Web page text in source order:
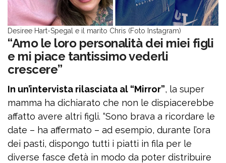
Desiree Hart-Spegal e il marito Chris (Foto Instagram)
“Amo le loro personalità dei miei figli
e mi piace tantissimo vederli
crescere”
In un’intervista rilasciata al “Mirror”, la super
mamma ha dichiarato che non le dispiacerebbe
affatto avere altri figli. “Sono brava a ricordare le
date – ha affermato – ad esempio, durante l’ora
dei pasti, dispongo tutti i piatti in fila per le
diverse fasce d’età in modo da poter distribuire